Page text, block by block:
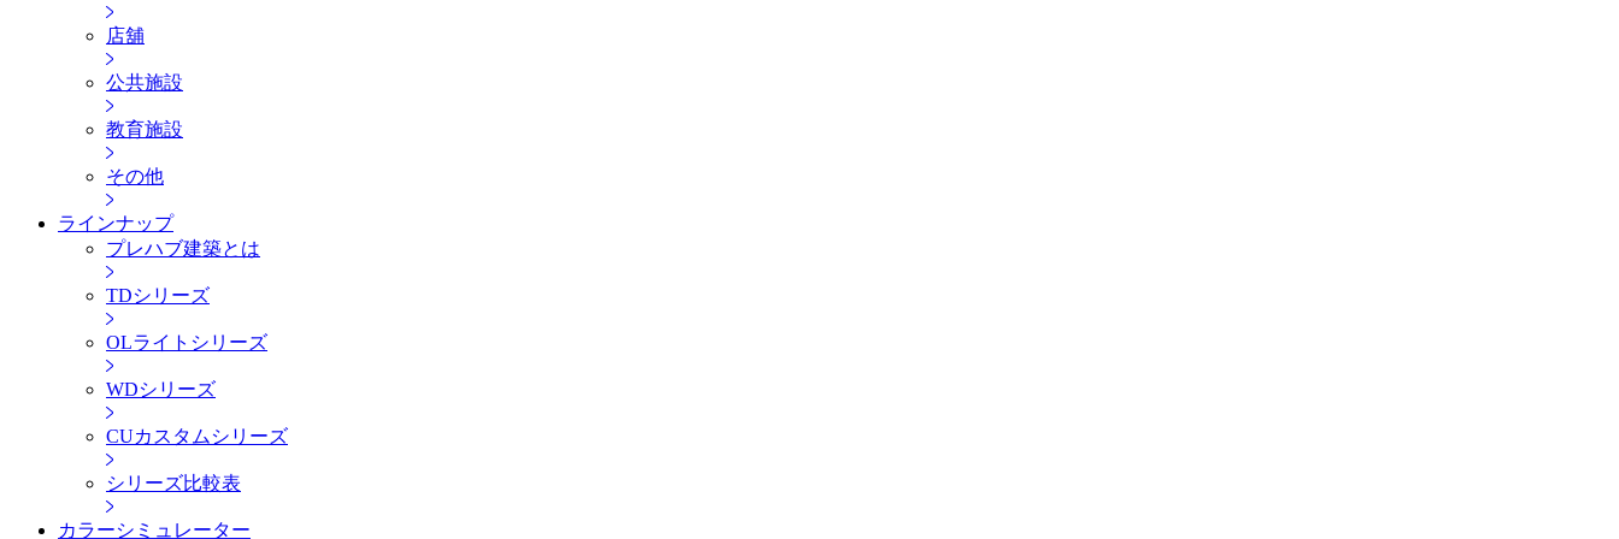
店舖
公共施設
教育施設
その他
ラインナップ
プレハブ建築とは
TDシリーズ
OLライトシリーズ
WDシリーズ
CUカスタムシリーズ
シリーズ比較表
カラーシミュレーター